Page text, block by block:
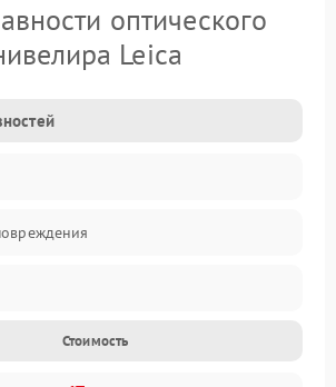
оптического
Leica
Стоимость